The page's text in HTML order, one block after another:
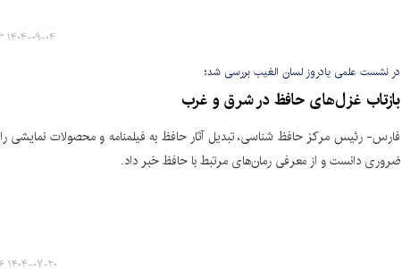
۱۴۰۴-۰۹-۰۴ ۱۱:۲۳
در نشست علمی یادروز لسان الغیب بررسی شد؛
بازتاب غزل‌های حافظ در شرق و غرب
فارس- رئیس مرکز حافظ شناسی، تبدیل آثار حافظ به فیلمنامه و محصولات نمایشی را
ضروری دانست و از معرفی رمان‌های مرتبط با حافظ خبر داد.
۱۴۰۴-۰۷-۲۰ ۱۶:۲۶